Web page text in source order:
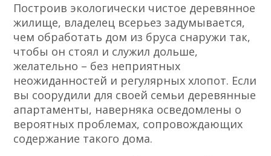
Построив экологически чистое деревянное
жилище, владелец всерьез задумывается,
чем обработать дом из бруса снаружи так,
чтобы он стоял и служил дольше,
желательно – без неприятных
неожиданностей и регулярных хлопот. Если
вы соорудили для своей семьи деревянные
апартаменты, наверняка осведомлены о
вероятных проблемах, сопровождающих
содержание такого дома.